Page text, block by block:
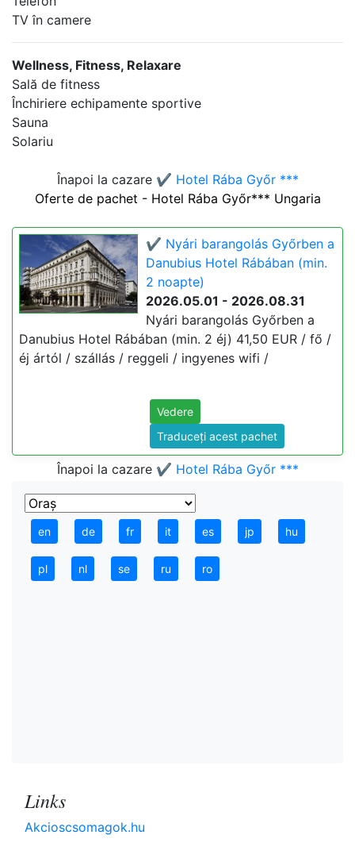
TV în camere
Wellness, Fitness, Relaxare
Sală de fitness
Închiriere echipamente sportive
Sauna
Solariu
Înapoi la cazare ✔️ Hotel Rába Győr ***
Oferte de pachet - Hotel Rába Győr*** Ungaria
✔️ Nyári barangolás Győrben a
Danubius Hotel Rábában (min.
2 noapte)
2026.05.01 - 2026.08.31
Nyári barangolás Győrben a
Danubius Hotel Rábában (min. 2 éj) 41,50 EUR / fő /
éj ártól / szállás / reggeli / ingyenes wifi /
Vedere
Traduceți acest pachet
Înapoi la cazare ✔️ Hotel Rába Győr ***
en de fr it es jp hu
pl nl se ru ro
Links
Akcioscsomagok.hu